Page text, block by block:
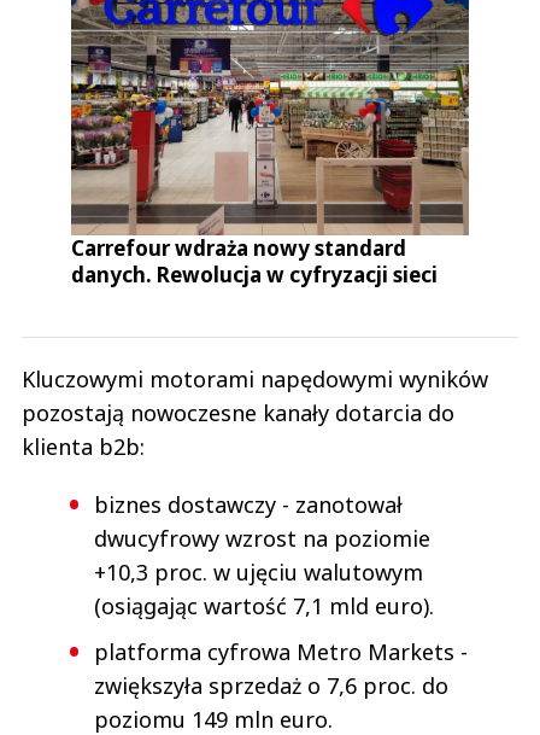
Carrefour wdraża nowy standard
danych. Rewolucja w cyfryzacji sieci
Kluczowymi motorami napędowymi wyników
pozostają nowoczesne kanały dotarcia do
klienta b2b:
biznes dostawczy - zanotował
dwucyfrowy wzrost na poziomie
+10,3 proc. w ujęciu walutowym
(osiągając wartość 7,1 mld euro).
platforma cyfrowa Metro Markets -
zwiększyła sprzedaż o 7,6 proc. do
poziomu 149 mln euro.